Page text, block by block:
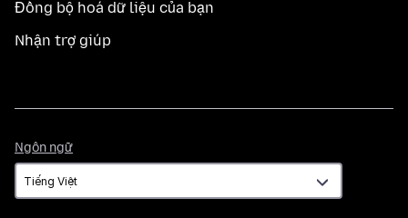
Đồng bộ hoá dữ liệu của bạn
Nhận trợ giúp
Ngôn ngữ
ngữ